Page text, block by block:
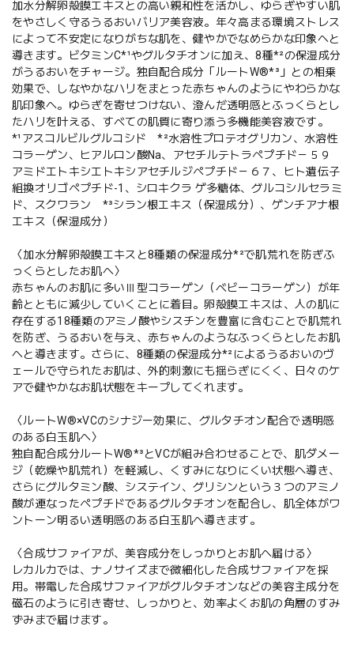
加水分解卵殻膜エキスとの高い親和性を活かし、ゆらぎやすい肌
をやさしく守るうるおいバリア美容液。年々高まる環境ストレス
によって不安定になりがちな肌を、健やかでなめらかな印象へと
導きます。ビタミンC*¹やグルタチオンに加え、8種*²の保湿成分
がうるおいをチャージ。独自配合成分「ルートW®*³」との相乗
効果で、しなやかなハリをまとった赤ちゃんのようにやわらかな
肌印象へ。ゆらぎを寄せつけない、澄んだ透明感とふっくらとし
たハリを叶える、すべての肌質に寄り添う多機能美容液です。
*¹アスコルビルグルコシド *²水溶性プロテオグリカン、水溶性
コラーゲン、ヒアルロン酸Na、アセチルテトラペプチド－５９
アミドエトキシエトキシアセチルジペプチド－６７、ヒト遺伝子
組換オリゴペプチド-1、シロキクラ ゲ多糖体、グルコシルセラミ
ド、スクワラン *³シラン根エキス（保湿成分）、ゲンチアナ根
エキス（保湿成分）
〈加水分解卵殻膜エキスと8種類の保湿成分*²で肌荒れを防ぎふ
っくらとしたお肌へ〉
赤ちゃんのお肌に多いⅢ型コラーゲン（ベビーコラーゲン）が年
齢とともに減少していくことに着目。卵殻膜エキスは、人の肌に
存在する18種類のアミノ酸やシスチンを豊富に含むことで肌荒れ
を防ぎ、うるおいを与え、赤ちゃんのようなふっくらとしたお肌
へと導きます。さらに、8種類の保湿成分*²によるうるおいのヴ
ェールで守られたお肌は、外的刺激にも揺らぎにくく、日々のケ
アで健やかなお肌状態をキープしてくれます。
〈ルートW®×VCのシナジー効果に、グルタチオン配合で透明感
のある白玉肌へ〉
独自配合成分ルートW®*³とVCが組み合わせることで、肌ダメー
ジ（乾燥や肌荒れ）を軽減し、くすみになりにくい状態へ導き、
さらにグルタミン酸、システイン、グリシンという３つのアミノ
酸が連なったペプチドであるグルタチオンを配合し、肌全体がワ
ントーン明るい透明感のある白玉肌へ導きます。
〈合成サファイアが、美容成分をしっかりとお肌へ届ける〉
レカルカでは、ナノサイズまで微細化した合成サファイアを採
用。帯電した合成サファイアがグルタチオンなどの美容主成分を
磁石のように引き寄せ、しっかりと、効率よくお肌の角層のすみ
ずみまで届けます。